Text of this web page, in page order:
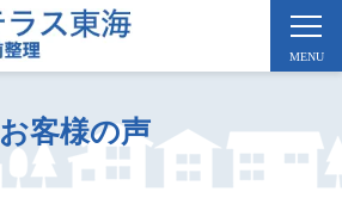
お客様の声